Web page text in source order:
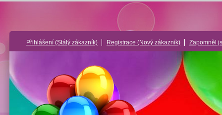
Přihlášení (Stálý zákazník) Registrace (Nový zákazník) Zapomněl